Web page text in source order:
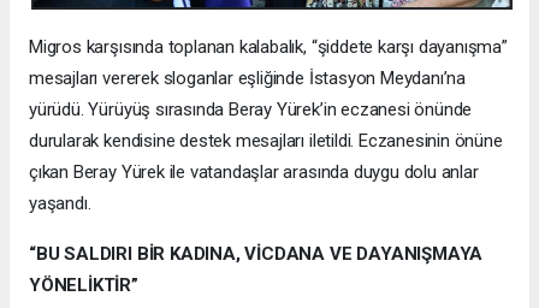
Migros karşısında toplanan kalabalık, “şiddete karşı dayanışma”
mesajları vererek sloganlar eşliğinde İstasyon Meydanı’na
yürüdü. Yürüyüş sırasında Beray Yürek’in eczanesi önünde
durularak kendisine destek mesajları iletildi. Eczanesinin önüne
çıkan Beray Yürek ile vatandaşlar arasında duygu dolu anlar
yaşandı.
“BU SALDIRI BİR KADINA, VİCDANA VE DAYANIŞMAYA
YÖNELİKTİR”